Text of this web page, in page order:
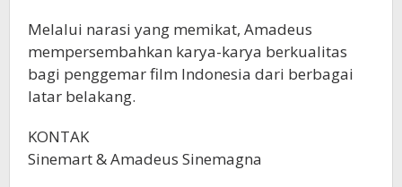
Melalui narasi yang memikat, Amadeus
mempersembahkan karya-karya berkualitas
bagi penggemar film Indonesia dari berbagai
latar belakang.
KONTAK
Sinemart & Amadeus Sinemagna